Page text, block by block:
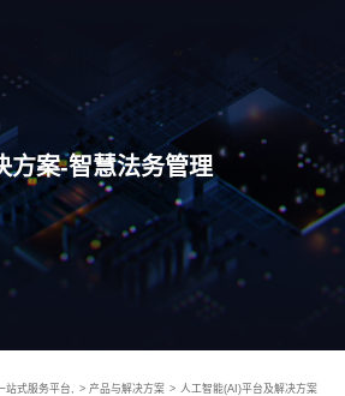
方案-智慧法务管理
站式服务平台, > 产品与解决方案 > 人工智能(AI)平台及解决方案